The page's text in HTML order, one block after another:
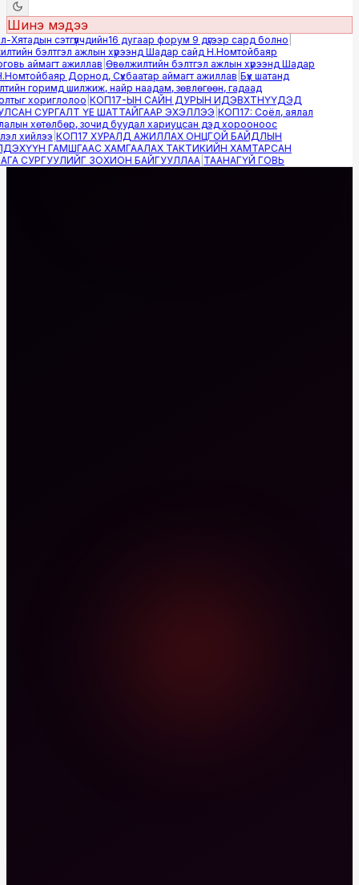
Шинэ мэдээ
сэтгүүлчдийн16 дугаар форум 9 дүгээр сард болно|
бэлтгэл ажлын хүрээнд Шадар сайд Н.Номтойбаяр
аймагт ажиллав|Өвөлжилтийн бэлтгэл ажлын хүрээнд Шадар
Дорнод, Сүхбаатар аймагт ажиллав|Бүх шатанд
горимд шилжиж, найр наадам, зөвлөгөөн, гадаад
хориглолоо|КОП17-ЫН САЙН ДУРЫН ИДЭВХТНҮҮДЭД
СУРГАЛТ ҮЕ ШАТТАЙГААР ЭХЭЛЛЭЭ|КОП17: Соёл, аялал
хөтөлбөр, зочид буудал хариуцсан дэд хорооноос
хийлээ|КОП17 ХУРАЛД АЖИЛЛАХ ОНЦГОЙ БАЙДЛЫН
ГАМШГААС ХАМГААЛАХ ТАКТИКИЙН ХАМТАРСАН
СУРГУУЛИЙГ ЗОХИОН БАЙГУУЛЛАА|ТААНАГҮЙ ГОВЬ